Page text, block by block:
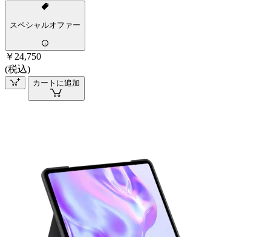
スペシャルオファー
￥24,750
(税込)
カートに追加